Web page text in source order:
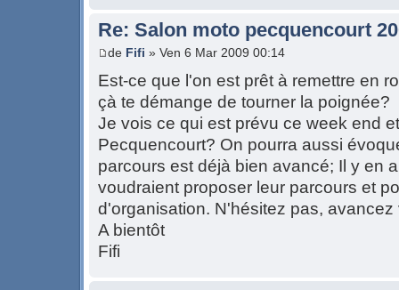
Re: Salon moto pecquencourt
de Fifi » Ven 6 Mar 2009 00:14
Est-ce que l'on est prêt à remettre en
çà te démange de tourner la poignée?
Je vois ce qui est prévu ce week end
Pecquencourt? On pourra aussi
parcours est déjà bien avancé; Il y en
voudraient proposer leur parcours et
d'organisation. N'hésitez pas, avancez
A bientôt
Fifi